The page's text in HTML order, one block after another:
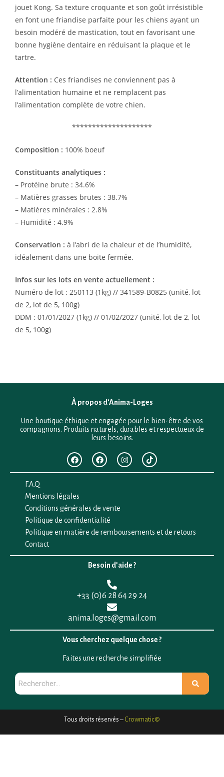
jouet Kong. Sa texture croquante et son goût irrésistible
en font une friandise parfaite pour les chiens ayant un
besoin modéré de mastication, tout en favorisant une
bonne hygiène dentaire en réduisant la plaque et le
tartre.
Attention : Ces friandises ne conviennent pas à
l’alimentation humaine et ne remplacent pas
l’alimentation complète de votre chien.
********************
Composition : 100% boeuf
Constituants analytiques :
– Protéine brute : 34.6%
– Matières grasses brutes : 38.7%
– Matières minérales : 2.8%
– Humidité : 4.9%
Conservation : à l’abri de la chaleur et de l’humidité,
idéalement dans une boite fermée.
Infos sur les lots en vente actuellement :
Numéro de lot : 250113 (1kg) // 341589-B0825 (unité, lot
de 2, lot de 5, 100g)
DDM : 01/01/2027 (1kg) // 01/02/2027 (unité, lot de 2, lot
de 5, 100g)
À propos d’Anima-Loges
Une boutique éthique et engagée pour le bien-être de vos
compagnons. Produits naturels, durables et respectueux de
leurs besoins.
F.A.Q
Mentions légales
Conditions générales de vente
Politique de confidentialité
Politique en matière de remboursements et de retours
Contact
Besoin d’aide ?
+33 (0)6 28 64 29 24
anima.loges@gmail.com
Vous cherchez quelque chose ?
Faites une recherche simplifiée
Tous droits réservés – Crowmatic©